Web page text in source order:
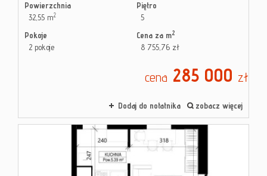
Powierzchnia
32,55 m2
Piętro
5
Pokoje
2 pokoje
Cena za m2
8 755,76 zł
cena 285 000 zł
Dodaj do notatnika zobacz więcej